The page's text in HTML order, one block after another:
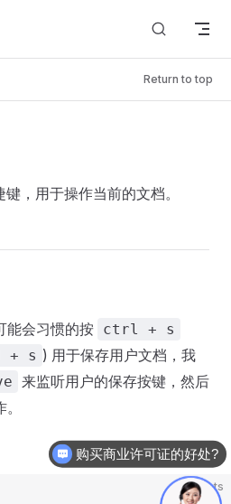
Return to top
，用于操作当前的文档。
能会习惯的按 ctrl + s
+ s ) 用于保存用户文档，我
来监听用户的保存按键，然后
ts
购买商业许可证的好处?